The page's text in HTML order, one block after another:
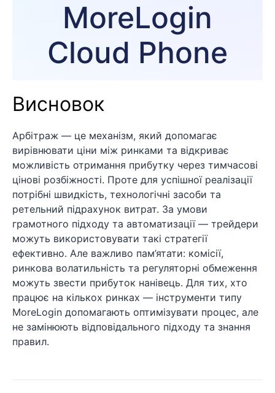
Висновок
Арбітраж — це механізм, який допомагає
вирівнювати ціни між ринками та відкриває
можливість отримання прибутку через тимчасові
цінові розбіжності. Проте для успішної реалізації
потрібні швидкість, технологічні засоби та
ретельний підрахунок витрат. За умови
грамотного підходу та автоматизації — трейдери
можуть використовувати такі стратегії
ефективно. Але важливо пам’ятати: комісії,
ринкова волатильність та регуляторні обмеження
можуть звести прибуток нанівець. Для тих, хто
працює на кількох ринках — інструменти типу
MoreLogin допомагають оптимізувати процес, але
не замінюють відповідального підходу та знання
правил.